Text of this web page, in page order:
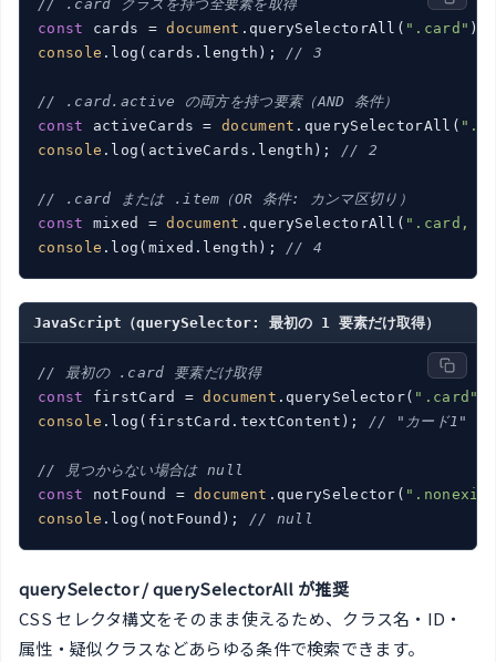
// .card クラスを持つ全要素を取得
const cards = document .querySelectorAll( ".card"
console .log(cards.length); // 3
// .card.active の両方を持つ要素（AND 条件）
const activeCards = document .querySelectorAll(
console .log(activeCards.length); // 2
// .card または .item（OR 条件: カンマ区切り）
const mixed = document .querySelectorAll( ".card,
console .log(mixed.length); // 4
JavaScript（querySelector: 最初の 1 要素だけ取得）
// 最初の .card 要素だけ取得
const firstCard = document .querySelector( ".card"
console .log(firstCard.textContent); // "カード1"
// 見つからない場合は null
const notFound = document .querySelector(
console .log(notFound); // null
querySelector / querySelectorAll が推奨
CSS セレクタ構文をそのまま使えるため、クラス名・ID・
属性・疑似クラスなどあらゆる条件で検索できます。